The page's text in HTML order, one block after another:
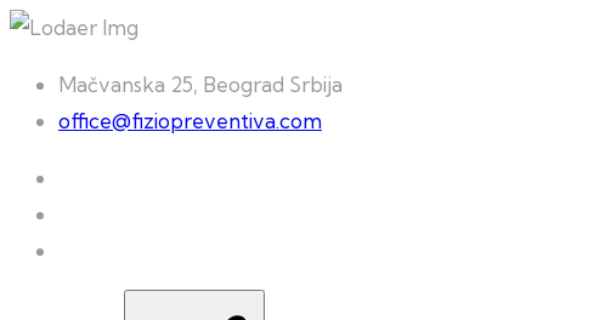
Mačvanska 25, Beograd Srbija
office@fiziopreventiva.com